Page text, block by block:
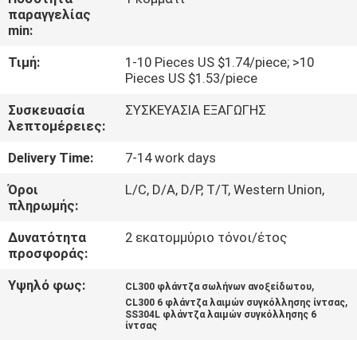
ΓΎΡΟΣ
ΕΡΓΟΣΤΑΣΊΩΝ
ΠΟΙΟΤΙΚΌΣ
ΈΛΕΓΧΟΣ
ΕΠΑΦΉ
ΝΈΑ
ΌΛΕΣ
παραγγελίας
min:
Τιμή:
1-10 Pieces US $1.74/piece; >10
Pieces US $1.53/piece
Συσκευασία
λεπτομέρειες:
ΣΥΣΚΕΥΑΣΙΑ ΕΞΑΓΩΓΗΣ
Delivery Time:
7-14 work days
Όροι
πληρωμής:
L/C, D/A, D/P, T/T, Western Union,
Δυνατότητα
προσφοράς:
2 εκατομμύριο τόνοι/έτος
Υψηλό φως: CL300 φλάντζα σωλήνων ανοξείδωτου,
CL300 6 φλάντζα λαιμών συγκόλλησης ίντσας,
SS304L φλάντζα λαιμών συγκόλλησης 6
ίντσας